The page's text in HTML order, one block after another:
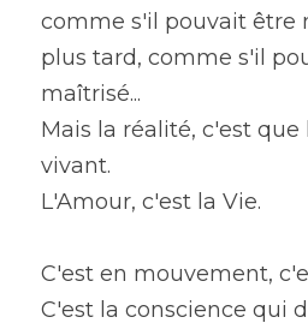
comme s'il pouvait être
plus tard, comme s'il
maîtrisé...
Mais la réalité, c'est
vivant.
L'Amour, c'est la Vie.
C'est en mouvement,
C'est la conscience qui